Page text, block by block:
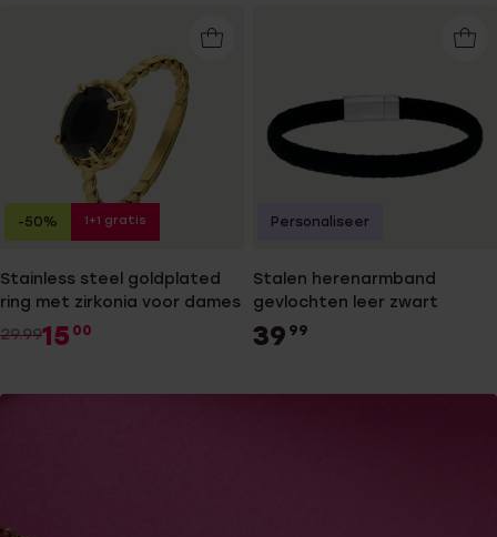
Stainless steel goldplated
ring met zirkonia voor dames
29.9915 00
-50% 1+1 gratis
Stalen herenarmband
gevlochten leer zwart
39 99
Personaliseer